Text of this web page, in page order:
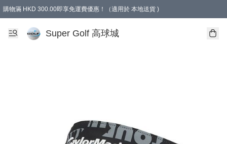
購物滿 HKD 300.00即享免運費優惠！（適用於 本地送貨 )
Super Golf 高球城